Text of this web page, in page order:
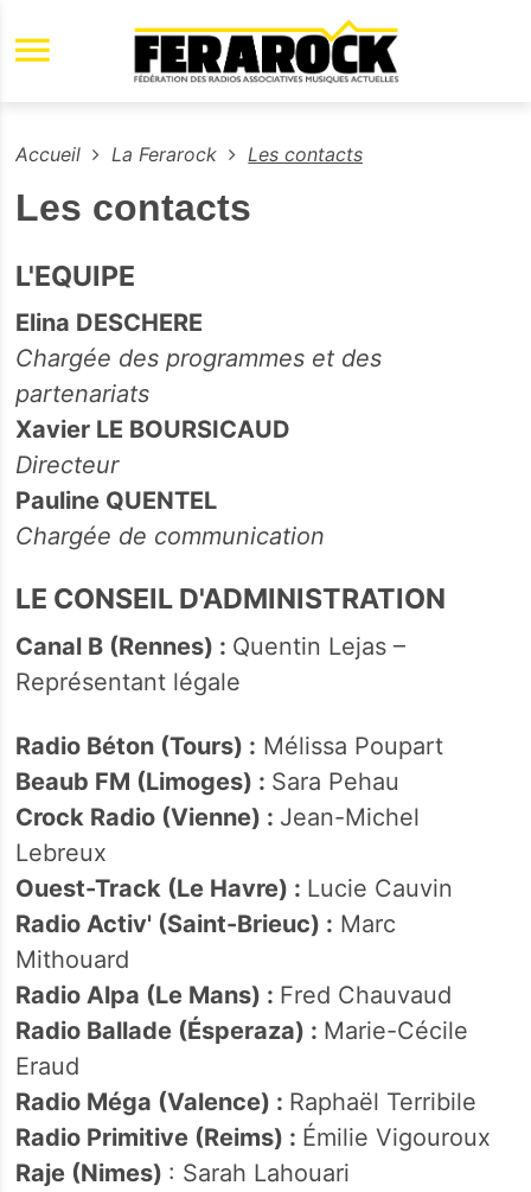
Aller au contenu principal
Accueil La Ferarock Les contacts
Les contacts
L'EQUIPE
​Elina DESCHERE
Chargée des programmes et des
partenariats
Xavier LE BOURSICAUD
Directeur
Pauline QUENTEL
Chargée de communication
LE CONSEIL D'ADMINISTRATION
Canal B (Rennes) : Quentin Lejas –
Représentant légale
Radio Béton (Tours) : Mélissa Poupart
Beaub FM (Limoges) : Sara Pehau
Crock Radio (Vienne) : Jean-Michel
Lebreux
Ouest-Track (Le Havre) : Lucie Cauvin
Radio Activ' (Saint-Brieuc) : Marc
Mithouard
Radio Alpa (Le Mans) : Fred Chauvaud
Radio Ballade (Ésperaza) : Marie-Cécile
Eraud
Radio Méga (Valence) : Raphaël Terribile
Radio Primitive (Reims) : Émilie Vigouroux
Raje (Nimes) : Sarah Lahouari